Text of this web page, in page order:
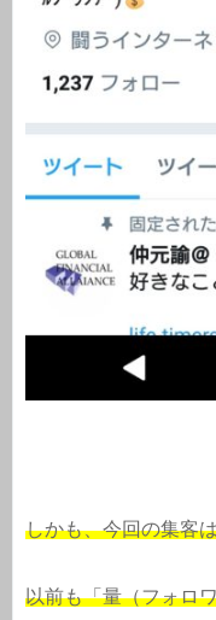
しかも、今回の集客
以前も「量（フォロ